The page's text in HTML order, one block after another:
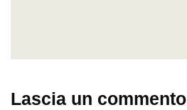
Lascia un commento